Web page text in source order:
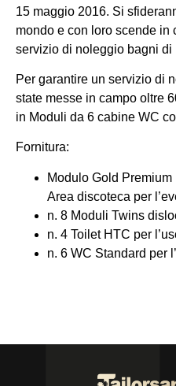
15 maggio 2016. Si
mondo e con loro scende in
servizio di noleggio bagni di
Per garantire un servizio di
state messe in campo oltre
in Moduli da 6 cabine WC
Fornitura:
Modulo Gold Premium
Area discoteca per
n. 8 Moduli Twins
n. 4 Toilet HTC per
n. 6 WC Standard per